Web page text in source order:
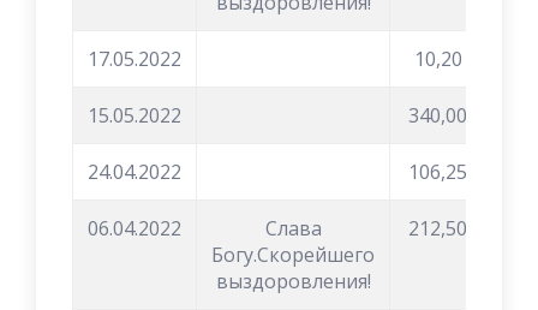
17.05.2022 10,20
15.05.2022 340,00
24.04.2022 106,25
06.04.2022
Слава
Богу.Скорейшего
выздоровления!
212,50